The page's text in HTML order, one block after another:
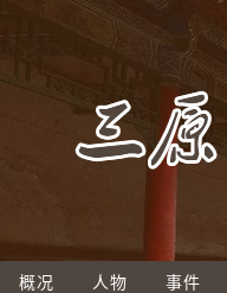
概况 人物 事件